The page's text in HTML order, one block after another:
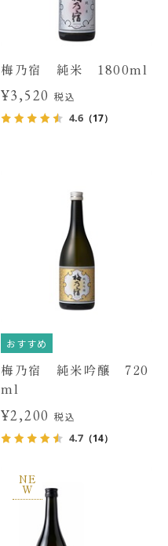
梅乃宿 純米 1800ml
¥3,520 税込
4.6 （17）
おすすめ
梅乃宿 純米吟醸 720
ml
¥2,200 税込
4.7 （14）
NE
W